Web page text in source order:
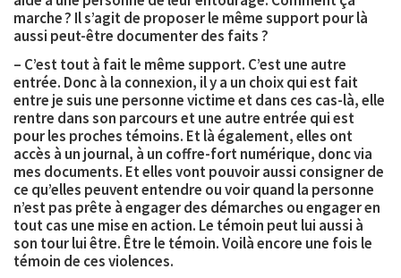
marche ? Il s’agit de proposer le même support pour là
aussi peut-être documenter des faits ?
– C’est tout à fait le même support. C’est une autre
entrée. Donc à la connexion, il y a un choix qui est fait
entre je suis une personne victime et dans ces cas-là, elle
rentre dans son parcours et une autre entrée qui est
pour les proches témoins. Et là également, elles ont
accès à un journal, à un coffre-fort numérique, donc via
mes documents. Et elles vont pouvoir aussi consigner de
ce qu’elles peuvent entendre ou voir quand la personne
n’est pas prête à engager des démarches ou engager en
tout cas une mise en action. Le témoin peut lui aussi à
son tour lui être. Être le témoin. Voilà encore une fois le
témoin de ces violences.